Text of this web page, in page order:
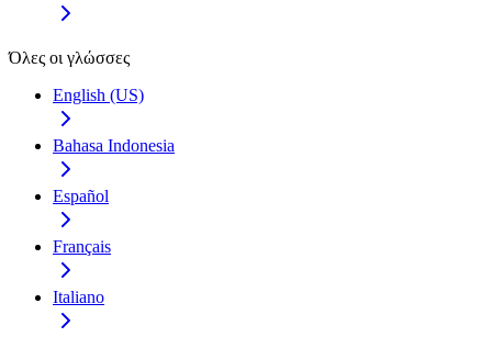
Όλες οι γλώσσες
English (US)
Bahasa Indonesia
Español
Français
Italiano